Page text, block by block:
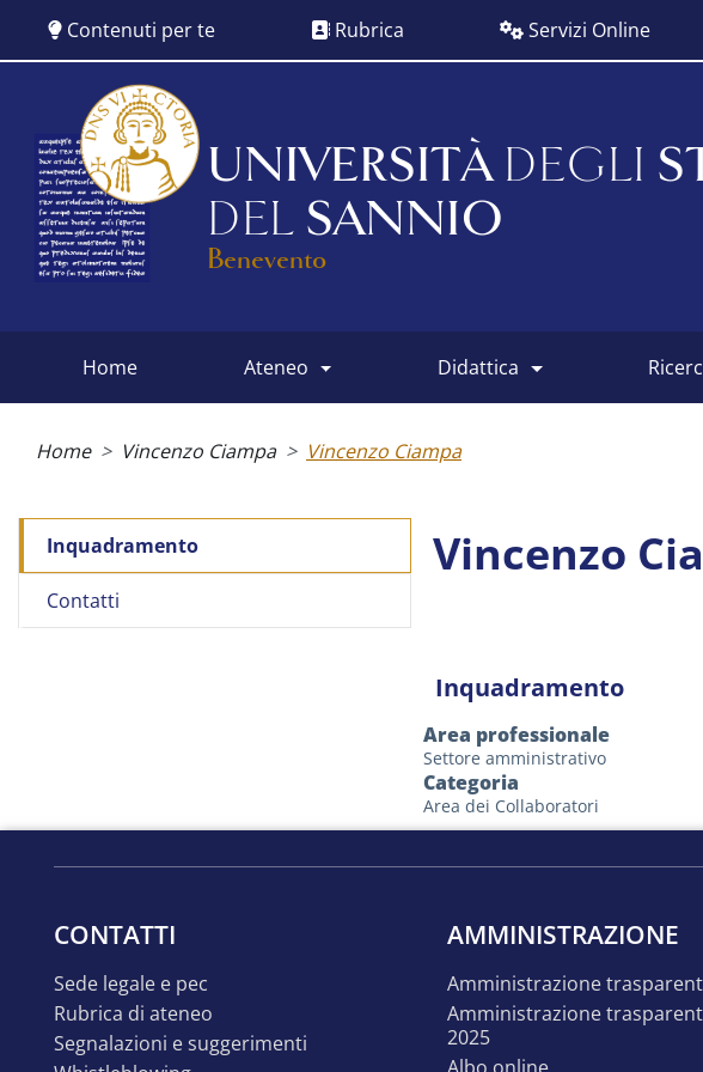
contenuto
Contenuti per te Rubrica Servizi Online
UNIVERSITÀ DEGLI
DEL SANNIO
Benevento
menu
home ateneo didattica
Home Vincenzo Ciampa Vincenzo Ciampa
Inquadramento
Contatti
Vincenzo
Inquadramento
Area professionale
Settore amministrativo
Categoria
Area dei Collaboratori
CONTATTI
sede legale e pec
rubrica di ateneo
segnalazioni e suggerimenti
AMMINISTRAZIONE
amministrazione
amministrazione trasparente
2025